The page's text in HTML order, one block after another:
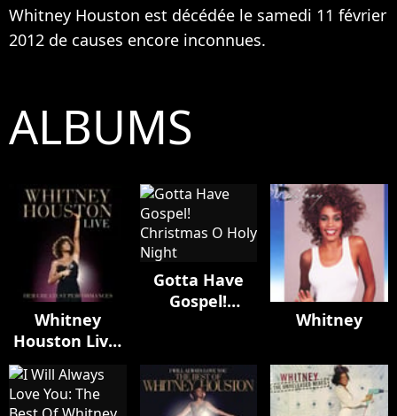
Whitney Houston est décédée le samedi 11 février
2012 de causes encore inconnues.
ALBUMS
Whitney
Houston Live:
Her Greatest
Performances
Gotta Have
Gospel!
Whitney